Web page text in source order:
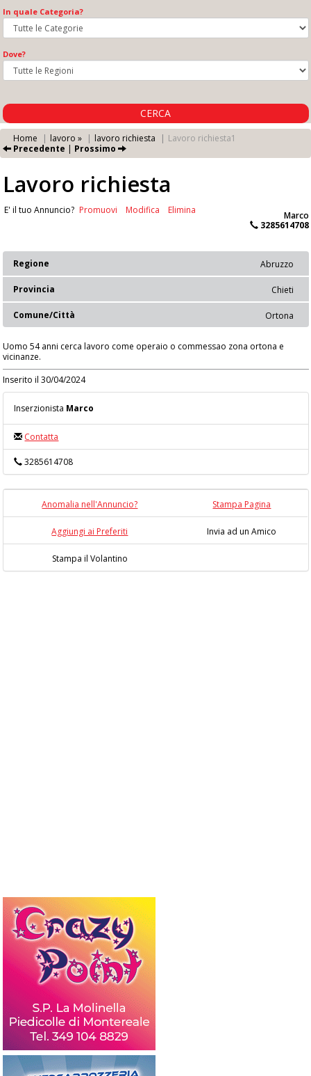
In quale Categoria?
Dove?
CERCA
Home lavoro » lavoro richiesta
Lavoro richiesta1
Precedente | Prossimo
Lavoro richiesta
Marco
3285614708
E' il tuo Annuncio? Promuovi Modifica Elimina
Abruzzo
Regione
Chieti
Provincia
Ortona
Comune/Città
Uomo 54 anni cerca lavoro come operaio o commessao zona ortona e
vicinanze.
Inserito il 30/04/2024
Inserzionista Marco
Contatta
3285614708
Anomalia nell'Annuncio? Stampa Pagina
Aggiungi ai Preferiti Invia ad un Amico
Stampa il Volantino